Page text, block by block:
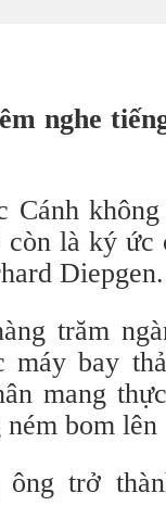
nghe
Cánh
là ký ức
Diepgen.
trăm
máy bay
mang
bom lên
trở